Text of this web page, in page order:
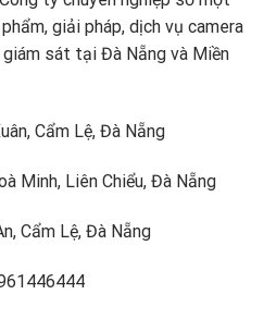
2
tiếnggiải pháp, dịch vụ camera
sát tại Đà Nẵng và Miền
Cẩm Lệ, Đà Nẵng
Minh, Liên Chiểu, Đà Nẵng
Cẩm Lệ, Đà Nẵng